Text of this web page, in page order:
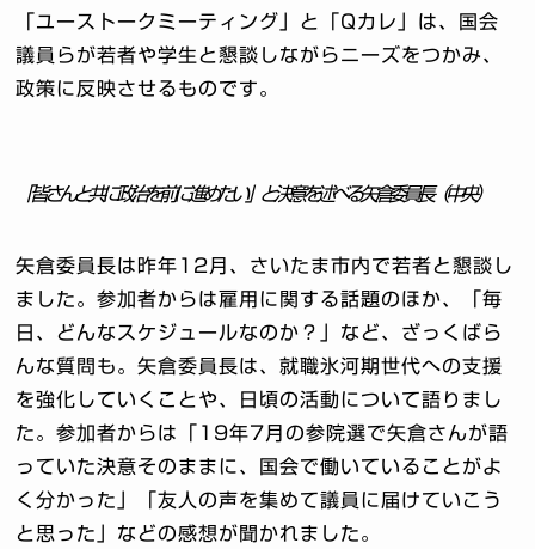
「ユーストークミーティング」と「Qカレ」は、国会
議員らが若者や学生と懇談しながらニーズをつかみ、
政策に反映させるものです。
「皆さんと共に政治を前に進めたい」と決意を述べる矢倉委員長（中央）
矢倉委員長は昨年12月、さいたま市内で若者と懇談し
ました。参加者からは雇用に関する話題のほか、「毎
日、どんなスケジュールなのか？」など、ざっくばら
んな質問も。矢倉委員長は、就職氷河期世代への支援
を強化していくことや、日頃の活動について語りまし
た。参加者からは「19年7月の参院選で矢倉さんが語
っていた決意そのままに、国会で働いていることがよ
く分かった」「友人の声を集めて議員に届けていこう
と思った」などの感想が聞かれました。